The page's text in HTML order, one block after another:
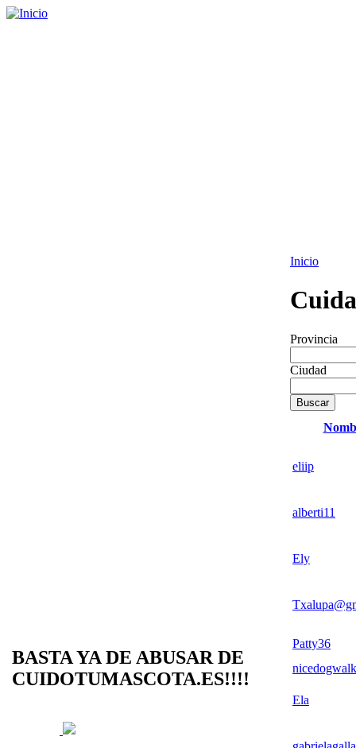
BASTA YA DE ABUSAR DE
CUIDOTUMASCOTA.ES!!!!
Inicio
Provincia
Ciudad
eliip
alberti11
Ely
Patty36
Ela